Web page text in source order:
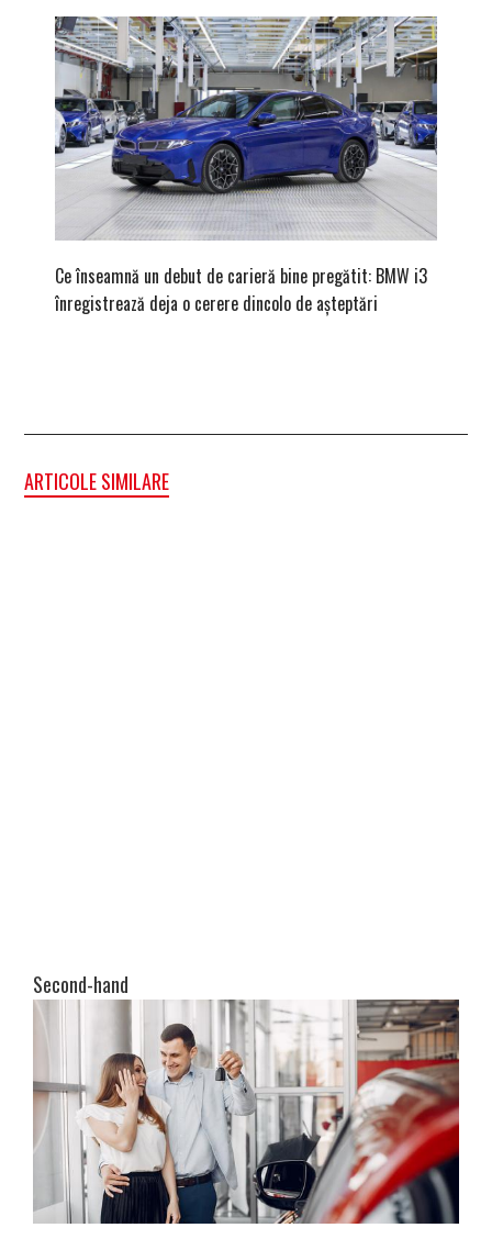
Ce înseamnă un debut de carieră bine pregătit: BMW i3
înregistrează deja o cerere dincolo de așteptări
ARTICOLE SIMILARE
Second-hand